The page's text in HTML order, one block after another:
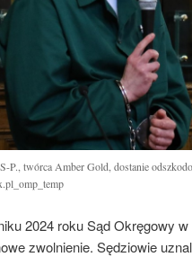
P., twórca Amber Gold, dostanie
2024 roku Sąd Okręgowy
zwolnienie. Sędziowie